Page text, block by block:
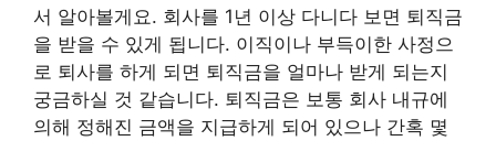
서 알아볼게요. 회사를 1년 이상 다니다 보면 퇴직금
을 받을 수 있게 됩니다. 이직이나 부득이한 사정으
로 퇴사를 하게 되면 퇴직금을 얼마나 받게 되는지
궁금하실 것 같습니다. 퇴직금은 보통 회사 내규에
의해 정해진 금액을 지급하게 되어 있으나 간혹 몇